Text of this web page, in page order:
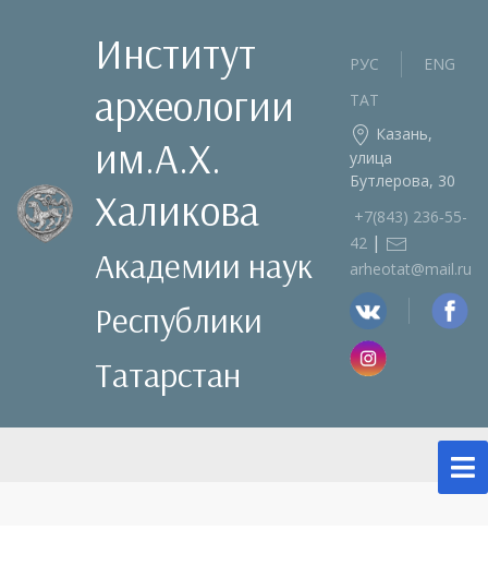
Институт
археологии
им.А.Х.
Халикова
Академии наук
Республики
Татарстан
РУС
ENG
ТАТ
Казань,
улица
Бутлерова, 30
+7(843) 236‑55-
42 |
arheotat@mail.ru